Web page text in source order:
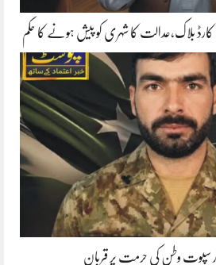
کارڈ بلاک،عدالت کا شہری کو پیش ہونے کا حکم
سپوت وطن کی حرمت پر قربان